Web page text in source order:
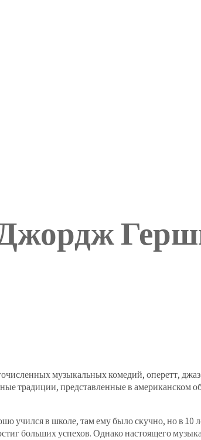
музыкальных комедий, оперетт,
традиции, представленные в американском
учился в школе, там ему было скучно, но в 10
больших успехов. Однако настоящего